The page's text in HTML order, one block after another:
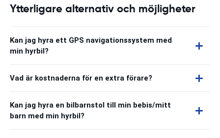
Ytterligare alternativ och möjligheter
Kan jag hyra ett GPS navigationssystem med
min hyrbil?
Vad är kostnaderna för en extra förare?
Kan jag hyra en bilbarnstol till min bebis/mitt
barn med min hyrbil?